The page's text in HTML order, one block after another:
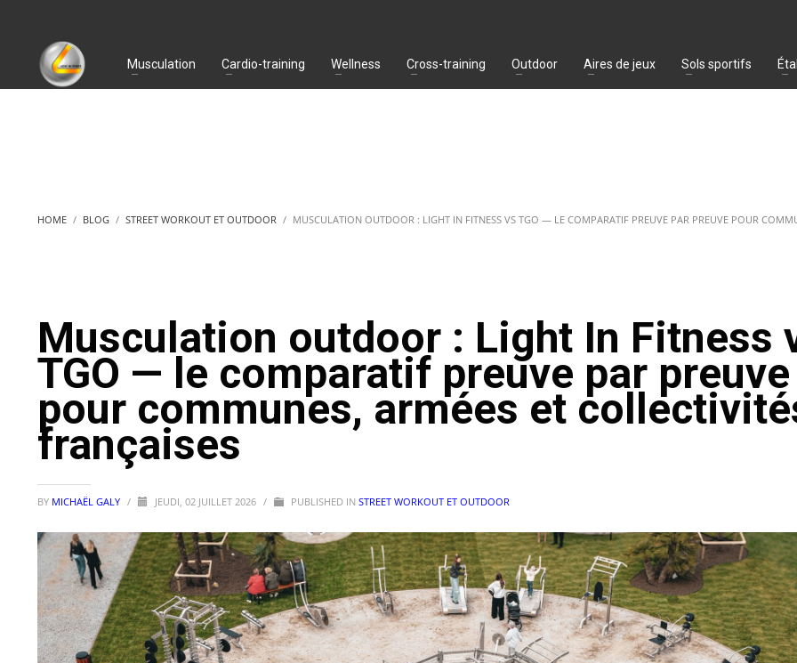
Musculation Cardio-training Wellness Cross-training Outdoor Aires de jeux Sols sportifs
HOME BLOG STREET WORKOUT ET OUTDOOR MUSCULATION OUTDOOR : LIGHT IN FITNESS VS TGO — LE COMPARATIF PREUVE PAR PREUVE POUR
Musculation outdoor : Light In Fitness
TGO — le comparatif preuve par preuve
pour communes, armées et
françaises
BY MICHAËL GALY / JEUDI, 02 JUILLET 2026 / PUBLISHED IN STREET WORKOUT ET OUTDOOR